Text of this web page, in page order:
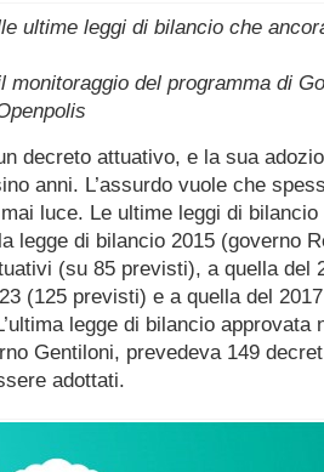
ultime leggi di bilancio che
monitoraggio del programma di
decreto attuativo, e la sua
anni. L’assurdo vuole che
luce. Le ultime leggi di bilancio
legge di bilancio 2015 (governo
(su 85 previsti), a quella del
(125 previsti) e a quella del
legge di bilancio approvata
Gentiloni, prevedeva 149
adottati.